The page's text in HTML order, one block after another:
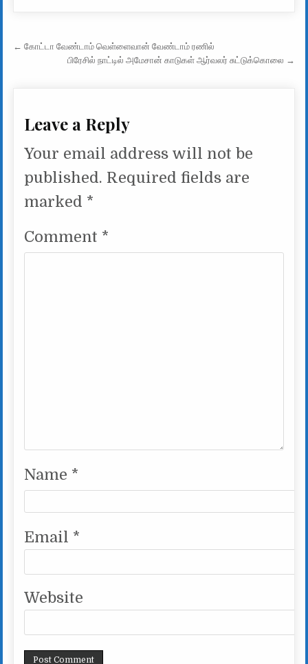
Post navigation
← கோட்டா வேண்டாம் வெள்ளைவான் வேண்டாம் ரணில்
பிரேசில் நாட்டில் அமேசான் காடுகள் ஆர்வலர் சுட்டுக்கொலை →
Leave a Reply
Your email address will not be
published. Required fields are
marked *
Comment *
Name *
Email *
Website